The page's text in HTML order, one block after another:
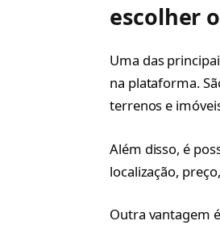
escolher
Uma das
na plataforma.
terrenos e
Além disso, é
localização,
Outra vantagem